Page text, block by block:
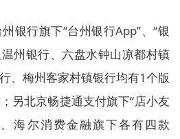
银行旗下“台州银行App”、“银
州银行、六盘水钟山凉都村镇
、梅州客家村镇银行均有1个版
另北京畅捷通支付旗下“店小友
海尔消费金融旗下各有四款